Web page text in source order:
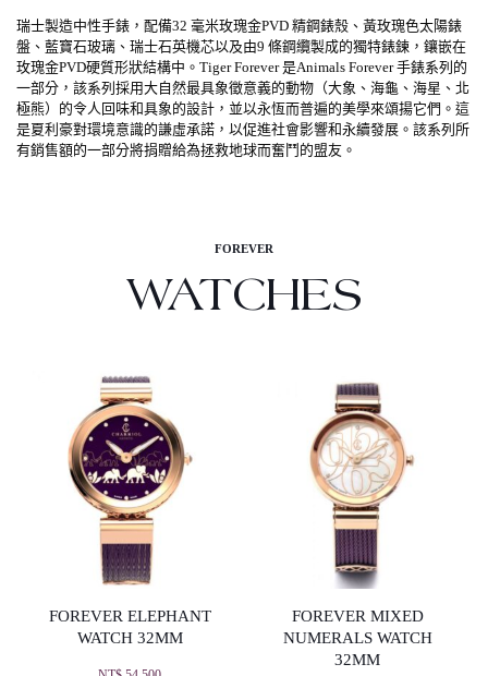
瑞士製造中性手錶，配備32 毫米玫瑰金PVD 精鋼錶殼、黃玫瑰色太陽錶
盤、藍寶石玻璃、瑞士石英機芯以及由9 條鋼纜製成的獨特錶鍊，鑲嵌在
玫瑰金PVD硬質形狀結構中。Tiger Forever 是Animals Forever 手錶系列的
一部分，該系列採用大自然最具象徵意義的動物（大象、海龜、海星、北
極熊）的令人回味和具象的設計，並以永恆而普遍的美學來頌揚它們。這
是夏利豪對環境意識的謙虛承諾，以促進社會影響和永續發展。該系列所
有銷售額的一部分將捐贈給為拯救地球而奮鬥的盟友。
FOREVER
WATCHES
FOREVER ELEPHANT
WATCH 32MM
FOREVER MIXED
NUMERALS WATCH
32MM